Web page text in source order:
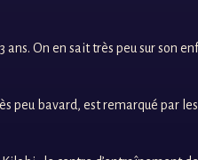
On en sait très peu sur son
peu bavard, est remarqué